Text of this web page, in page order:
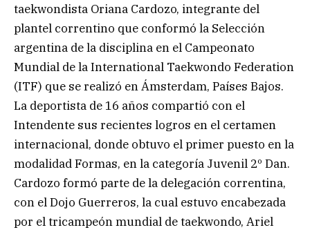
taekwondista Oriana Cardozo, integrante del
plantel correntino que conformó la Selección
argentina de la disciplina en el Campeonato
Mundial de la International Taekwondo Federation
(ITF) que se realizó en Ámsterdam, Países Bajos.
La deportista de 16 años compartió con el
Intendente sus recientes logros en el certamen
internacional, donde obtuvo el primer puesto en la
modalidad Formas, en la categoría Juvenil 2º Dan.
Cardozo formó parte de la delegación correntina,
con el Dojo Guerreros, la cual estuvo encabezada
por el tricampeón mundial de taekwondo, Ariel